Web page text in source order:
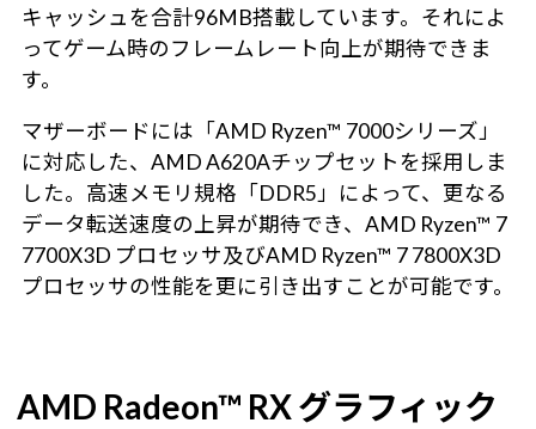
キャッシュを合計96MB搭載しています。それによ
ってゲーム時のフレームレート向上が期待できま
す。
マザーボードには「AMD Ryzen™ 7000シリーズ」
に対応した、AMD A620Aチップセットを採用しま
した。高速メモリ規格「DDR5」によって、更なる
データ転送速度の上昇が期待でき、AMD Ryzen™ 7
7700X3D プロセッサ及びAMD Ryzen™ 7 7800X3D
プロセッサの性能を更に引き出すことが可能です。
AMD Radeon™ RX グラフィック